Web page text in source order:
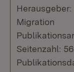
Migration
Seitenzahl: 56